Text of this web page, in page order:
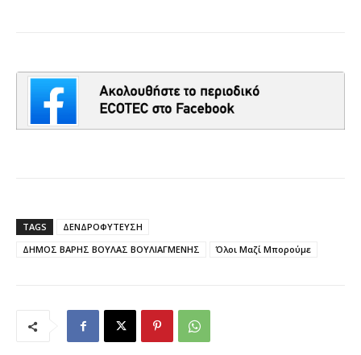
TAGS
ΔΕΝΔΡΟΦΥΤΕΥΣΗ
ΔΗΜΟΣ ΒΑΡΗΣ ΒΟΥΛΑΣ ΒΟΥΛΙΑΓΜΕΝΗΣ
Όλοι Μαζί Μπορούμε